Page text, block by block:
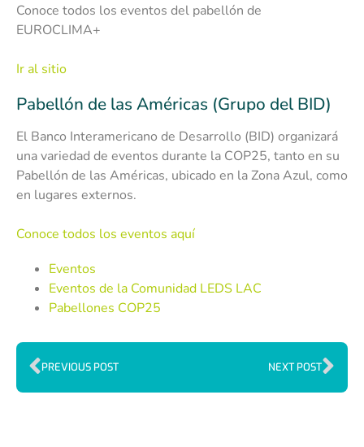
Conoce todos los eventos del pabellón de
EUROCLIMA+
Ir al sitio
Pabellón de las Américas (Grupo del BID)
El Banco Interamericano de Desarrollo (BID) organizará
una variedad de eventos durante la COP25, tanto en su
Pabellón de las Américas, ubicado en la Zona Azul, como
en lugares externos.
Conoce todos los eventos aquí
Eventos
Eventos de la Comunidad LEDS LAC​
Pabellones COP25
PREVIOUS POST NEXT POST